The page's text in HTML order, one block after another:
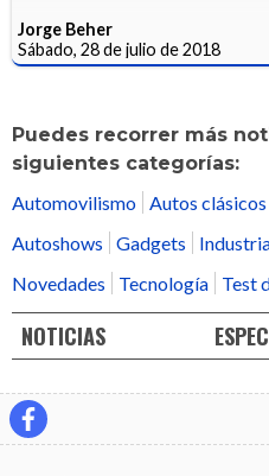
Jorge Beher
Sábado, 28 de julio de 2018
Puedes recorrer más
siguientes categorías:
Automovilismo Autos clásicos
Autoshows
Gadgets
Novedades
Tecnología Test
NOTICIAS